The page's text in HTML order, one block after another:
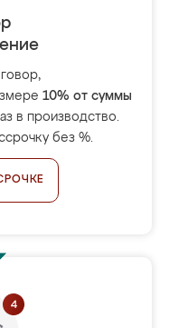
10% от суммы
в производство.
без %.